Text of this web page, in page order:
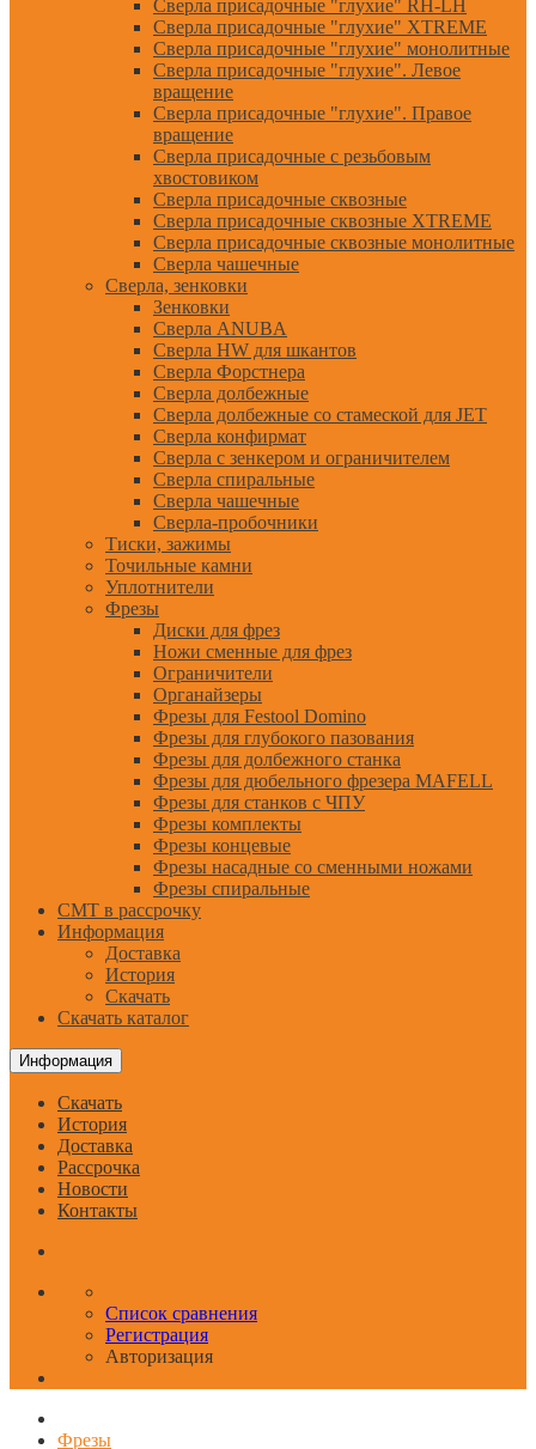
Сверла присадочные "глухие" RH-LH
Сверла присадочные "глухие" XTREME
Сверла присадочные "глухие" монолитные
Сверла присадочные "глухие". Левое
вращение
Сверла присадочные "глухие". Правое
вращение
Сверла присадочные с резьбовым
хвостовиком
Сверла присадочные сквозные
Сверла присадочные сквозные XTREME
Сверла присадочные сквозные монолитные
Сверла чашечные
Сверла, зенковки
Зенковки
Сверла ANUBA
Сверла HW для шкантов
Сверла Форстнера
Сверла долбежные
Сверла долбежные со стамеской для JET
Сверла конфирмат
Сверла с зенкером и ограничителем
Сверла спиральные
Сверла чашечные
Сверла-пробочники
Тиски, зажимы
Точильные камни
Уплотнители
Фрезы
Диски для фрез
Ножи сменные для фрез
Ограничители
Органайзеры
Фрезы для Festool Domino
Фрезы для глубокого пазования
Фрезы для долбежного станка
Фрезы для дюбельного фрезера MAFELL
Фрезы для станков с ЧПУ
Фрезы комплекты
Фрезы концевые
Фрезы насадные со сменными ножами
Фрезы спиральные
CMT в рассрочку
Информация
Доставка
История
Скачать
Скачать каталог
Информация
Скачать
История
Доставка
Рассрочка
Новости
Контакты
Список сравнения
Регистрация
Авторизация
Фрезы